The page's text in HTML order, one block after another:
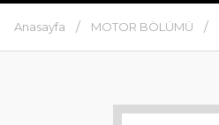
Anasayfa MOTOR BÖLÜMÜ